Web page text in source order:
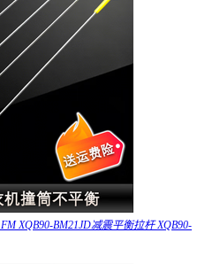
XQB90-BM21JD减震平衡拉杆 XQB90-